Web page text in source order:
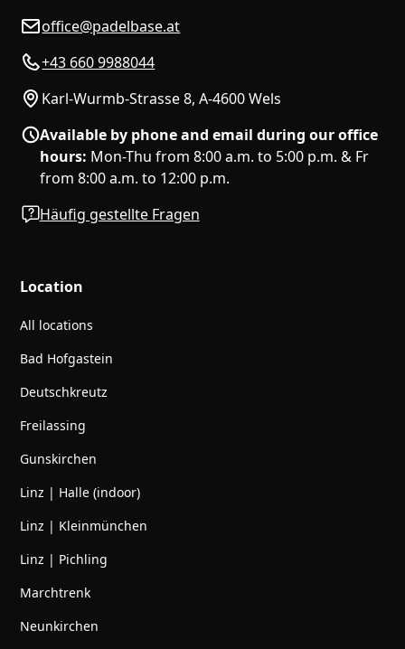
office@padelbase.at
+43 660 9988044
Karl-Wurmb-Strasse 8, A-4600 Wels
Available by phone and email during our office
hours: Mon-Thu from 8:00 a.m. to 5:00 p.m. & Fr
from 8:00 a.m. to 12:00 p.m.
Häufig gestellte Fragen
Location
All locations
Bad Hofgastein
Deutschkreutz
Freilassing
Gunskirchen
Linz | Halle (indoor)
Linz | Kleinmünchen
Linz | Pichling
Marchtrenk
Neunkirchen